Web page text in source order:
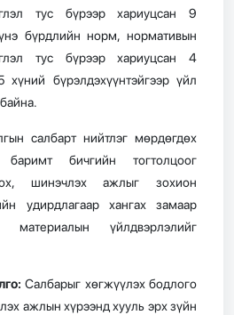
тус бүрээр хариуцсан 9
бүрдлийн норм, нормативын
тус бүрээр хариуцсан 4
бүрэлдэхүүнтэйгээр үйл
салбарт нийтлэг мөрдөгдөх
бичгийн
тогтолцоог
шинэчлэх ажлыг зохион
удирдлагаар хангах замаар
материалын үйлдвэрлэлийг
Салбарыг хөгжүүлэх бодлого
ажлын хүрээнд хууль эрх зүйн